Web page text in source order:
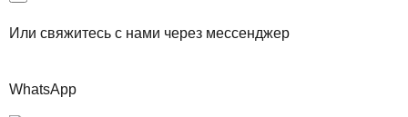
Или свяжитесь с нами через мессенджер
WhatsApp